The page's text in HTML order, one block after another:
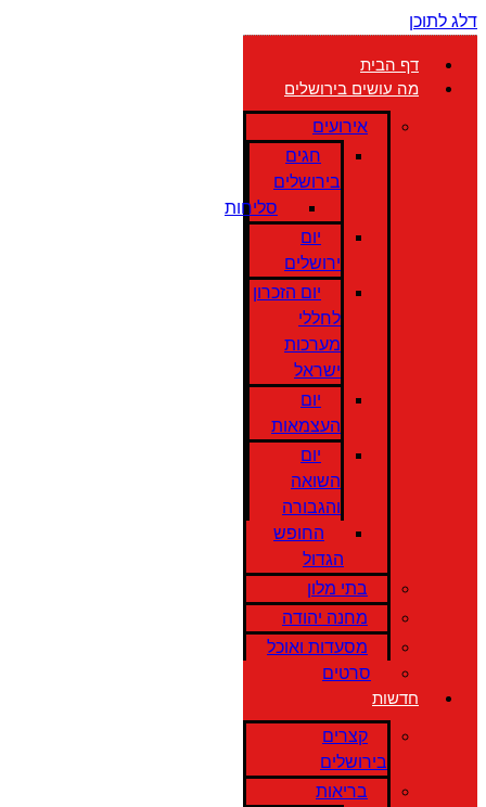
דלג לתוכן
דף הבית
מה עושים בירושלים
אירועים
חגים
בירושלים
סליחות
יום
ירושלים
יום הזכרון
לחללי
מערכות
ישראל
יום
העצמאות
יום
השואה
והגבורה
החופש
הגדול
בתי מלון
מחנה יהודה
מסעדות ואוכל
סרטים
חדשות
קצרים
בירושלים
בריאות